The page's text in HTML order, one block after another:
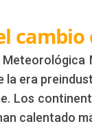
la era
Los
calentado